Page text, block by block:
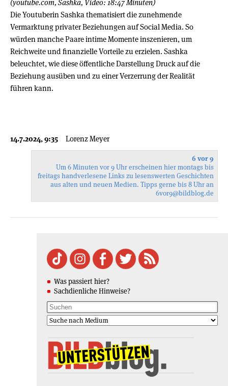
(youtube.com, Sashka, Video: 18:47 Minuten)
Die Youtuberin Sashka thematisiert die zunehmende
Vermarktung privater Beziehungen auf Social Media. So
würden manche Paare intime Momente inszenieren, um
Reichweite und finanzielle Vorteile zu erzielen. Sashka
beleuchtet, wie diese öffentliche Darstellung Druck auf die
Beziehung ausüben und zu einer Verzerrung der Realität
führen kann.
14.7.2024, 9:35 Lorenz Meyer
6 vor 9
Um 6 Minuten vor 9 Uhr erscheinen hier montags bis
freitags handverlesene Links zu lesenswerten Geschichten
aus alten und neuen Medien. Tipps gerne bis 8 Uhr an
6vor9@bildblog.de
Was passiert hier?
Sachdienliche Hinweise?